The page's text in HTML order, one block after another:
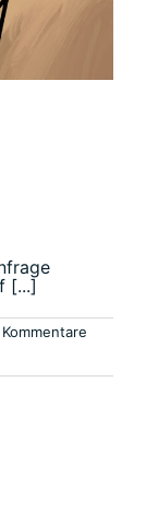
[...]
Kommentare